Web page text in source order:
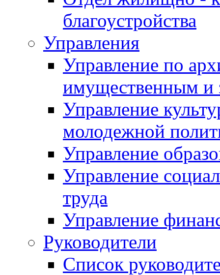
благоустройства
Управления
Управление по
имущественным и
Управление
молодежной
Управление
Управление
труда
Управление
Руководители
Список